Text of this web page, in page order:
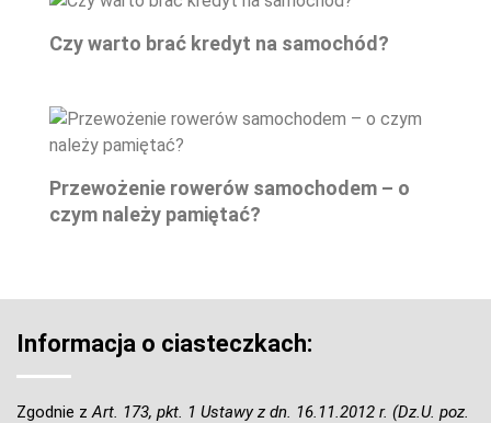
Czy warto brać kredyt na samochód?
Przewożenie rowerów samochodem – o
czym należy pamiętać?
Informacja o ciasteczkach:
Zgodnie zArt. 173, pkt. 1 Ustawy z dn. 16.11.2012 r. (Dz.U. poz.